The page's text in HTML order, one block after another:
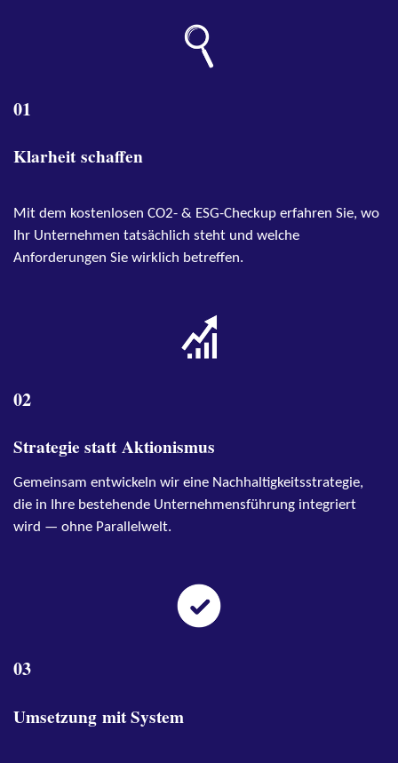
01
Klarheit schaffen
Mit dem kostenlosen CO2- & ESG-Checkup erfahren Sie, wo
Ihr Unternehmen tatsächlich steht und welche
Anforderungen Sie wirklich betreffen.
02
Strategie statt Aktionismus
Gemeinsam entwickeln wir eine Nachhaltigkeitsstrategie,
die in Ihre bestehende Unternehmensführung integriert
wird — ohne Parallelwelt.
03
Umsetzung mit System